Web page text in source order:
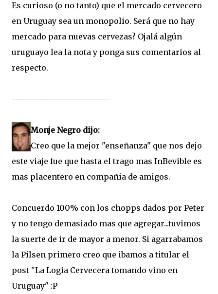
Es curioso (o no tanto) que el mercado cervecero
en Uruguay sea un monopolio. Será que no hay
mercado para nuevas cervezas? Ojalá algún
uruguayo lea la nota y ponga sus comentarios al
respecto.
-----------------------------
Monje Negro dijo:
Creo que la mejor "enseñanza" que nos dejo
este viaje fue que hasta el trago mas InBevible es
mas placentero en compañia de amigos.
Concuerdo 100% con los chopps dados por Peter
y no tengo demasiado mas que agregar...tuvimos
la suerte de ir de mayor a menor. Si agarrabamos
la Pilsen primero creo que ibamos a titular el
post "La Logia Cervecera tomando vino en
Uruguay" :P